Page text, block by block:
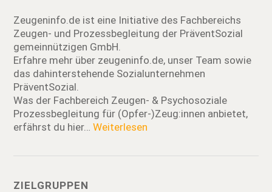
Zeugeninfo.de ist eine Initiative des Fachbereichs
Zeugen- und Prozessbegleitung der PräventSozial
gemeinnützigen GmbH.
Erfahre mehr über zeugeninfo.de, unser Team sowie
das dahinterstehende Sozialunternehmen
PräventSozial.
Was der Fachbereich Zeugen- & Psychosoziale
Prozessbegleitung für (Opfer-)Zeug:innen anbietet,
erfährst du hier…Weiterlesen
ZIELGRUPPEN